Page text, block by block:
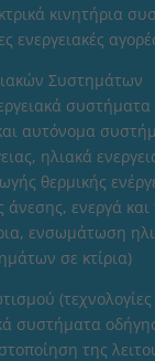
κινητήρια
ενεργειακές
Συστημάτων
συστήματα
αυτόνομα
ηλιακά
θερμικής
άνεσης, ενεργά και
ενσωμάτωση
σε κτίρια)
συστήματα
της